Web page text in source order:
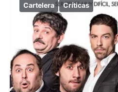
Cartelera Críticas